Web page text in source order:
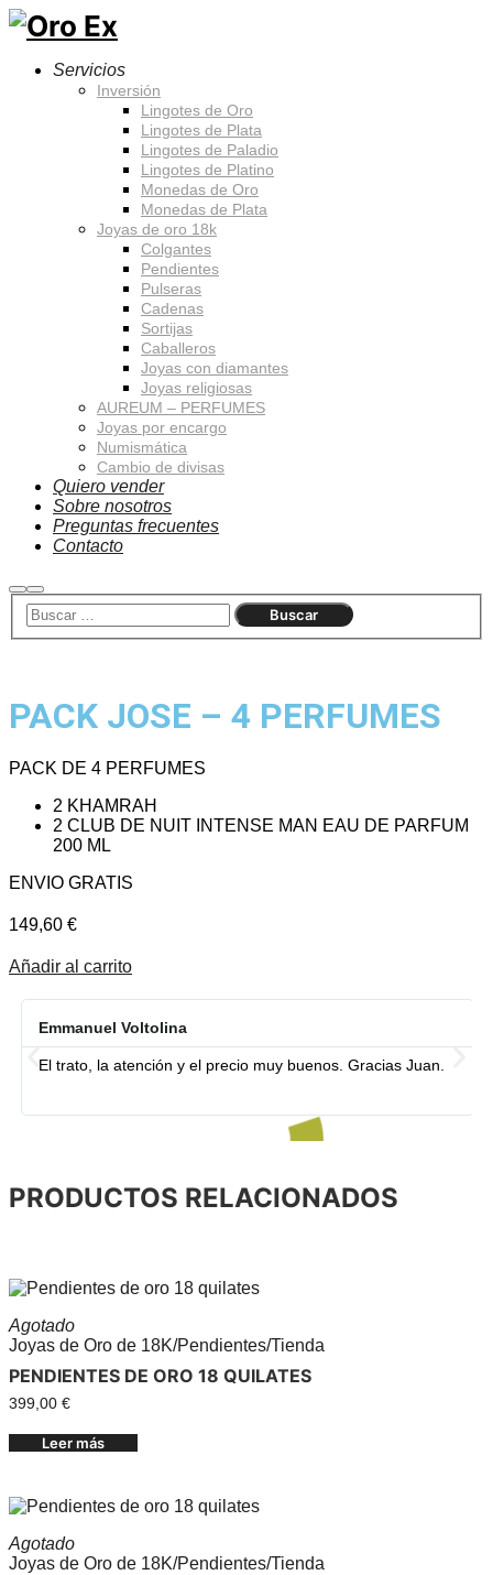
Servicios
Inversión
Lingotes de Oro
Lingotes de Plata
Lingotes de Paladio
Lingotes de Platino
Monedas de Oro
Monedas de Plata
Joyas de oro 18k
Colgantes
Pendientes
Pulseras
Cadenas
Sortijas
Caballeros
Joyas con diamantes
Joyas religiosas
AUREUM – PERFUMES
Joyas por encargo
Numismática
Cambio de divisas
Quiero vender
Sobre nosotros
Preguntas frecuentes
Contacto
Buscar
Menú
principal
PACK JOSE – 4 PERFUMES
PACK DE 4 PERFUMES
2 KHAMRAH
2 CLUB DE NUIT INTENSE MAN EAU DE PARFUM
200 ML
ENVIO GRATIS
149,60 €
Añadir al carrito
Emmanuel Voltolina
El trato, la atención y el precio muy buenos. Gracias Juan.
PRODUCTOS RELACIONADOS
Agotado
Joyas de Oro de 18K/Pendientes/Tienda
PENDIENTES DE ORO 18 QUILATES
399,00 €
Leer más
Agotado
Joyas de Oro de 18K/Pendientes/Tienda